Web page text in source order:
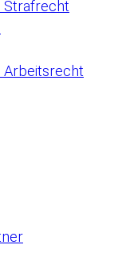
Strafrecht
Arbeitsrecht